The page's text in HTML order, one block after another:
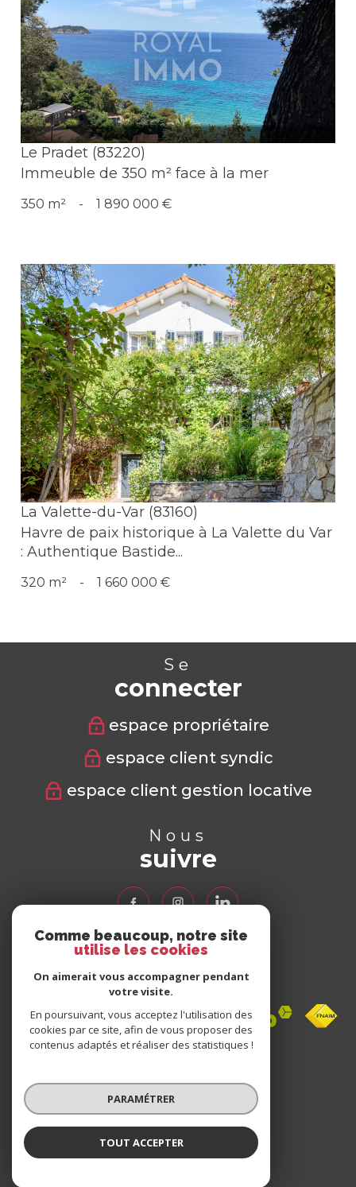
Voir le bien
Le Pradet (83220)
Immeuble de 350 m² face à la mer
350 m² - 1 890 000 €
Voir le bien
La Valette-du-Var (83160)
Havre de paix historique à La Valette du Var
: Authentique Bastide...
320 m² - 1 660 000 €
Se
connecter
espace propriétaire
espace client syndic
espace client gestion locative
Nous
suivre
Nous
adhérons
clients
0 avis
Comme beaucoup, notre site
utilise les cookies
On aimerait vous accompagner pendant
votre visite.
En poursuivant, vous acceptez l'utilisation des
cookies par ce site, afin de vous proposer des
contenus adaptés et réaliser des statistiques !
PARAMÉTRER
TOUT ACCEPTER